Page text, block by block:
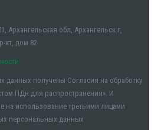
Архангельская обл, Архангельск г,
кт, дом 82
данных получены Согласия на обработку
ПДн для распространения». И
на использование третьими лицами
персональных данных